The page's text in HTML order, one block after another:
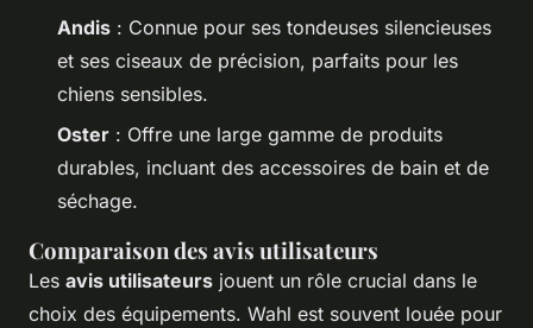
Andis : Connue pour ses tondeuses silencieuses
et ses ciseaux de précision, parfaits pour les
chiens sensibles.
Oster : Offre une large gamme de produits
durables, incluant des accessoires de bain et de
séchage.
Comparaison des avis utilisateurs
Les avis utilisateurs jouent un rôle crucial dans le
choix des équipements. Wahl est souvent louée pour